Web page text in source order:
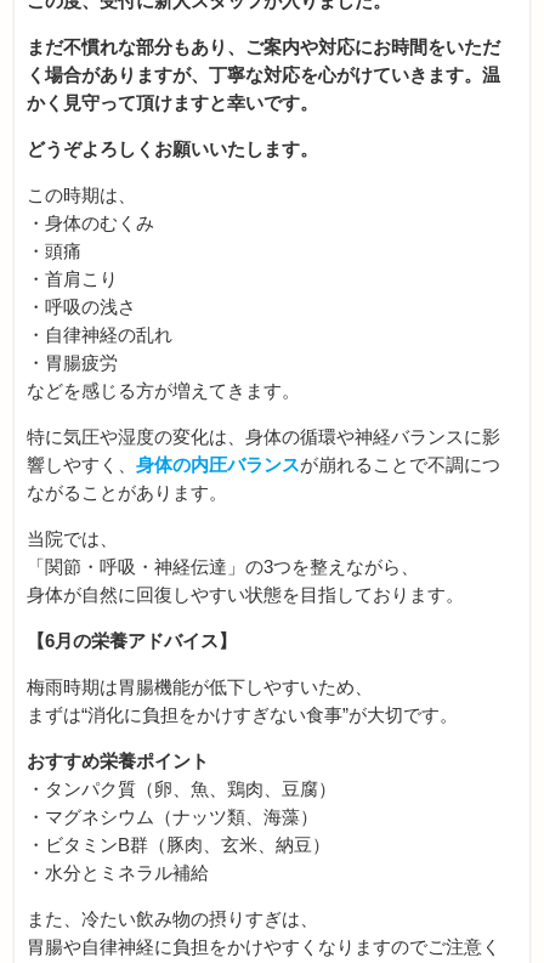
まだ不慣れな部分もあり、ご案内や対応にお時間をいただ
く場合がありますが、丁寧な対応を心がけていきます。温
かく見守って頂けますと幸いです。
どうぞよろしくお願いいたします。
この時期は、
・身体のむくみ
・頭痛
・首肩こり
・呼吸の浅さ
・自律神経の乱れ
・胃腸疲労
などを感じる方が増えてきます。
特に気圧や湿度の変化は、身体の循環や神経バランスに影
響しやすく、身体の内圧バランスが崩れることで不調につ
ながることがあります。
当院では、
「関節・呼吸・神経伝達」の3つを整えながら、
身体が自然に回復しやすい状態を目指しております。
【6月の栄養アドバイス】
梅雨時期は胃腸機能が低下しやすいため、
まずは“消化に負担をかけすぎない食事”が大切です。
おすすめ栄養ポイント
・タンパク質（卵、魚、鶏肉、豆腐）
・マグネシウム（ナッツ類、海藻）
・ビタミンB群（豚肉、玄米、納豆）
・水分とミネラル補給
また、冷たい飲み物の摂りすぎは、
胃腸や自律神経に負担をかけやすくなりますのでご注意く